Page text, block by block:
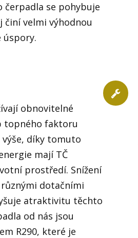
čerpadla se pohybuje
činí velmi výhodnou
obnovitelné
topného faktoru
výše, díky tomuto
mají TČ
prostředí. Snížení
dotačními
atraktivitu těchto
od nás jsou
R290, které je